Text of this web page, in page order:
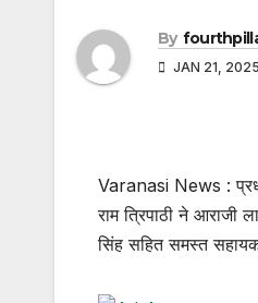
By
JAN 21, 2025
Varanasi News :
राम त्रिपाठी ने आराजी
सिंह सहित समस्त